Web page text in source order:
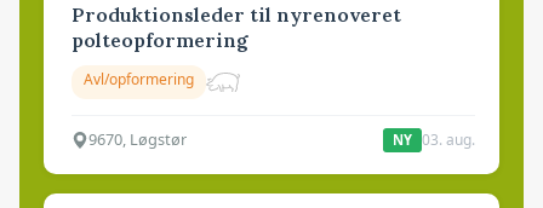
Produktionsleder til nyrenoveret
polteopformering
Avl/opformering
9670, Løgstør NY 03. aug.